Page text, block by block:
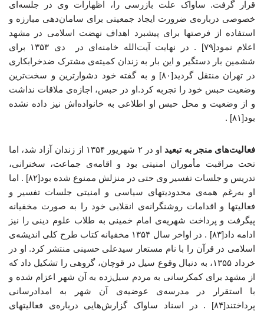
قرار گرفت. ساواک علت بازرسی را، اظهارات وی در جلسه‌ای
خصوصی درباره‌ی ضرورت ایجاد جمعیتی برای سامان‌دهی مبارزه و
استفاده از فرصتها برای پیشبرد اهداف نهضت اسلامی در مشهد
اعلام نمود[۷۹] . در نهایت آیت‌الله خامنه‌ای در دی ۱۳۵۳ برای
ششمین بار دستگیر و این بار به زندان کمیته‌ی مشترک ضدخرابکاری
در تهران منتقل گردید[۸۰] و به گفته خود دشوارترین و سخت‌ترین
وضعیت‌ حبس خود را تجربه کرد.او در حبس، اجازه‌ی ملاقات نداشت
و از وضعیت و محل حبس او اطلاعی به خانواده‌اش نیز داده نشده
بود[۸۱] .
فعالیت‌های منجر به تبعید
او در ۲ شهریور ۱۳۵۴ از زندان آزاد شد، اما
تحت مراقبت مأموران امنیتی بود و اقامه‌ی جماعت، سخنرانی،
تدریس و جلسات تفسیر وی حتی در منزلش ممنوع شده بود[۸۲] . اما
او به‌رغم همه‌ی محدودیتهای سیاسی و امنیتی جلسات تفسیر و
فعالیتها و اقدامات روشنگرانه‌ی انقلابی خود را به صورت مخفیانه
پیگرفت و پرداخت شهریه‌ی امام خمینی به طلاب علوم دینی را نیز
ادامه داد[۸۳] . در اواخر سال ۱۳۵۴ مخفیانه کتاب طرح کلی اندیشه‌ی
اسلامی در قرآن را با نام مستعار سیدعلی حسینی منتشر کرد. او در
خرداد ۱۳۵۵، به دنبال وقوع سیل در قوچان، گروهی را تشکیل داد که
از مشهد برای کمکرسانی به مردم سیل‌زده به آن شهر اعزام شده و
با استقرار در مدرسه‌ی عوضیه‌ی آن شهر به امدادرسانی
پرداختند[۸۴] . در اسناد ساواک گزارش‌هایی درباره‌ی فعالیتهای